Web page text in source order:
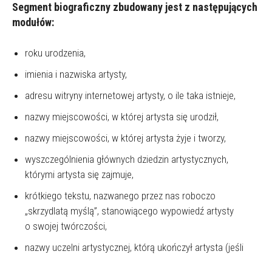
Segment biograficzny zbudowany jest z następujących
modułów:
roku urodzenia,
imienia i nazwiska artysty,
adresu witryny internetowej artysty, o ile taka istnieje,
nazwy miejscowości, w której artysta się urodził,
nazwy miejscowości, w której artysta żyje i tworzy,
wyszczególnienia głównych dziedzin artystycznych,
którymi artysta się zajmuje,
krótkiego tekstu, nazwanego przez nas roboczo
„skrzydlatą myślą”, stanowiącego wypowiedź artysty
o swojej twórczości,
nazwy uczelni artystycznej, którą ukończył artysta (jeśli